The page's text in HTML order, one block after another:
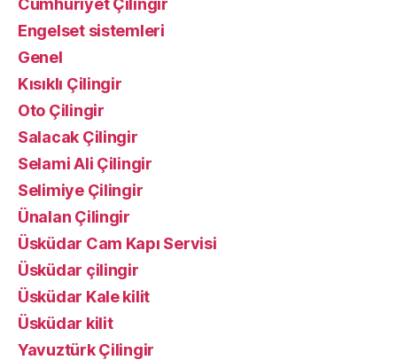
Engelset sistemleri
Genel
Kısıklı Çilingir
Oto Çilingir
Salacak Çilingir
Selami Ali Çilingir
Selimiye Çilingir
Ünalan Çilingir
Üsküdar Cam Kapı Servisi
Üsküdar çilingir
Üsküdar Kale kilit
Üsküdar kilit
Yavuztürk Çilingir